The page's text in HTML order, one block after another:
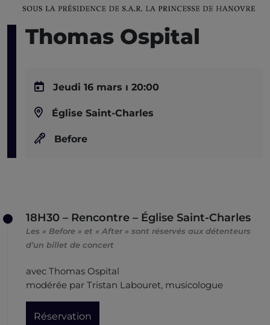
Thomas Ospital
Jeudi 16 mars ı 20:00
Église Saint-Charles
Before
18H30 – Rencontre – Église Saint-Charles
Les « Before » et « After » sont réservés aux détenteurs
d’un billet de concert
avec Thomas Ospital
modérée par Tristan Labouret, musicologue
Réservation